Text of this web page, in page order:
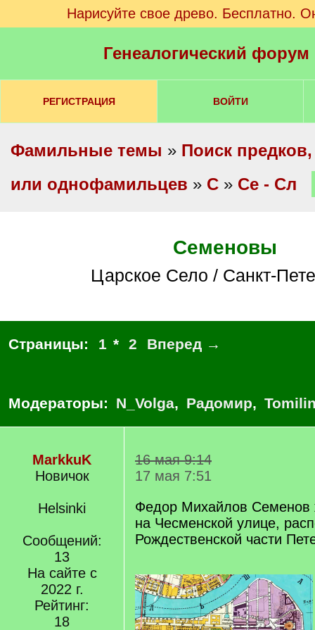
Нарисуйте свое древо. Бесплатно.
Генеалогический
РЕГИСТРАЦИЯ ВОЙТИ
Фамильные темы » Поиск
или однофамильцев » С » Се - Сл
Семеновы
Царское Село / Санкт-
Страницы: 1 * 2 Вперед →
Модераторы: N_Volga, Радомир,
MarkkuK
Новичок
Helsinki
Сообщений:
13
На сайте с
2022 г.
Рейтинг:
18
16 мая 9:14
17 мая 7:51
Федор Михайлов Семенов
на Чесменской улице,
Рождественской части